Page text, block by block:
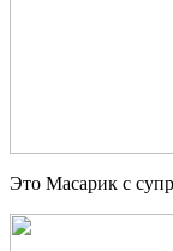
Это Масарик с